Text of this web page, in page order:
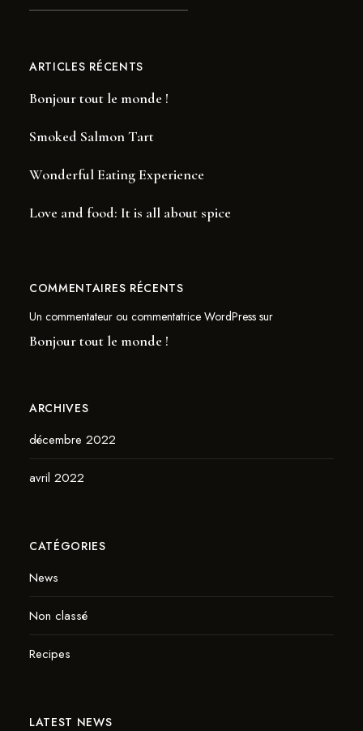
ARTICLES RÉCENTS
Bonjour tout le monde !
Smoked Salmon Tart
Wonderful Eating Experience
Love and food: It is all about spice
COMMENTAIRES RÉCENTS
Un commentateur ou commentatrice WordPresssur
Bonjour tout le monde !
ARCHIVES
décembre 2022
avril 2022
CATÉGORIES
News
Non classé
Recipes
LATEST NEWS